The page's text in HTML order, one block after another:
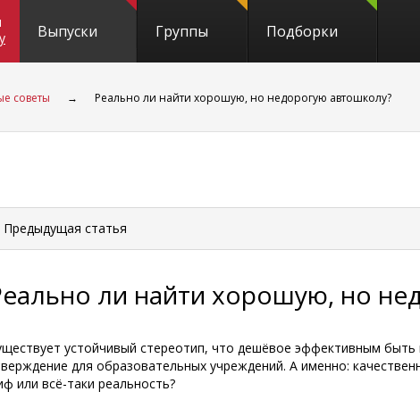
Выпуски Группы Подборки
советы → Реально ли найти хорошую, но недорогую автошколу?
статья
ли найти хорошую, но
устойчивый стереотип, что дешёвое эффективным
для образовательных учреждений. А именно:
или всё-таки реальность?